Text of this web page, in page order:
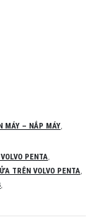
MÁY – NẮP MÁY,
PENTA
TRÊN VOLVO PENTA